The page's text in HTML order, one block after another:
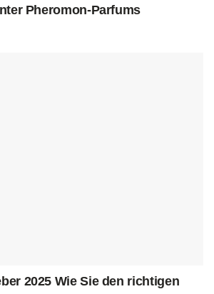
Pheromon-Parfums
2025 Wie Sie den richtigen